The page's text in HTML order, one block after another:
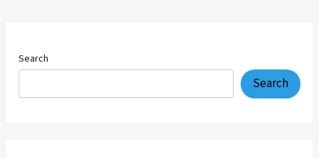
graphiste
dans
Search
Search